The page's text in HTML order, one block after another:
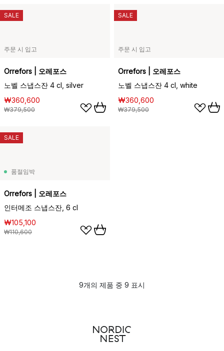
주문 시 입고
Orrefors | 오레포스
노벨 스냅스잔 4 cl, silver
₩360,600
₩379,500
SALE
주문 시 입고
Orrefors | 오레포스
노벨 스냅스잔 4 cl, white
₩360,600
₩379,500
SALE
품절임박
Orrefors | 오레포스
인터메조 스냅스잔, 6 cl
₩105,100
₩110,600
SALE
9개의 제품 중 9 표시